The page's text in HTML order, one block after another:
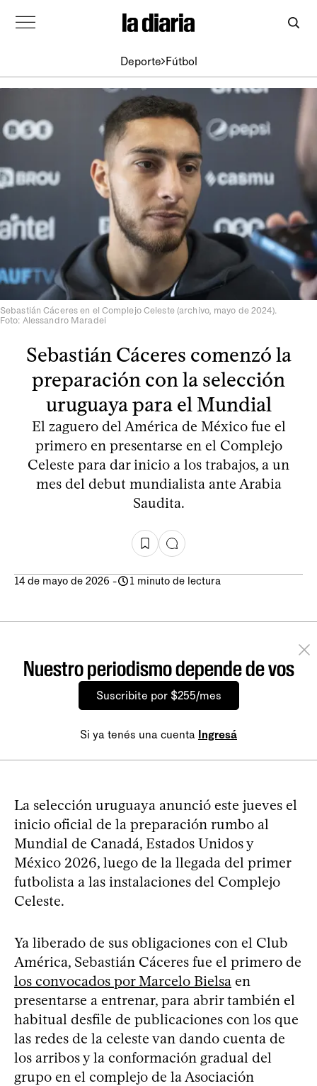
Deporte Fútbol
Sebastián Cáceres en el Complejo Celeste (archivo, mayo de 2024).
Foto: Alessandro Maradei
Sebastián Cáceres comenzó la
preparación con la selección
uruguaya para el Mundial
El zaguero del América de México fue el
primero en presentarse en el Complejo
Celeste para dar inicio a los trabajos, a un
mes del debut mundialista ante Arabia
Saudita.
14 de mayo de 2026 - 1 minuto de lectura
Nuestro periodismo depende de vos
Suscribite por $255/mes
Si ya tenés una cuenta Ingresá
La selección uruguaya anunció este jueves el
inicio oficial de la preparación rumbo al
Mundial de Canadá, Estados Unidos y
México 2026, luego de la llegada del primer
futbolista a las instalaciones del Complejo
Celeste.
Ya liberado de sus obligaciones con el Club
América, Sebastián Cáceres fue el primero de
los convocados por Marcelo Bielsa en
presentarse a entrenar, para abrir también el
habitual desfile de publicaciones con los que
las redes de la celeste van dando cuenta de
los arribos y la conformación gradual del
grupo en el complejo de la Asociación